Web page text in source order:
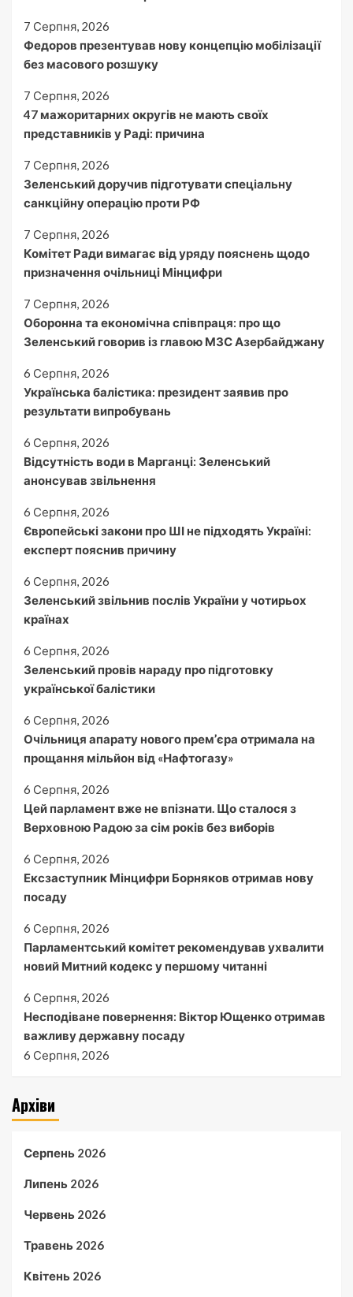
7 Серпня, 2026
Федоров презентував нову концепцію мобілізації
без масового розшуку
7 Серпня, 2026
47 мажоритарних округів не мають своїх
представників у Раді: причина
7 Серпня, 2026
Зеленський доручив підготувати спеціальну
санкційну операцію проти РФ
7 Серпня, 2026
Комітет Ради вимагає від уряду пояснень щодо
призначення очільниці Мінцифри
7 Серпня, 2026
Оборонна та економічна співпраця: про що
Зеленський говорив із главою МЗС Азербайджану
6 Серпня, 2026
Українська балістика: президент заявив про
результати випробувань
6 Серпня, 2026
Відсутність води в Марганці: Зеленський
анонсував звільнення
6 Серпня, 2026
Європейські закони про ШІ не підходять Україні:
експерт пояснив причину
6 Серпня, 2026
Зеленський звільнив послів України у чотирьох
країнах
6 Серпня, 2026
Зеленський провів нараду про підготовку
української балістики
6 Серпня, 2026
Очільниця апарату нового прем’єра отримала на
прощання мільйон від «Нафтогазу»
6 Серпня, 2026
Цей парламент вже не впізнати. Що сталося з
Верховною Радою за сім років без виборів
6 Серпня, 2026
Ексзаступник Мінцифри Борняков отримав нову
посаду
6 Серпня, 2026
Парламентський комітет рекомендував ухвалити
новий Митний кодекс у першому читанні
6 Серпня, 2026
Несподіване повернення: Віктор Ющенко отримав
важливу державну посаду
6 Серпня, 2026
Архіви
Серпень 2026
Липень 2026
Червень 2026
Травень 2026
Квітень 2026